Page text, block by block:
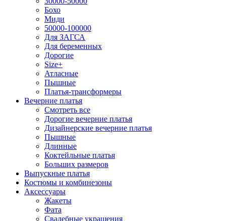
Бохо
Миди
50000-100000
Для ЗАГСА
Для беременных
Дорогие
Size+
Атласные
Пышные
Платья-трансформеры
Вечерние платья
Смотреть все
Дорогие вечерние платья
Дизайнерские вечерние платья
Пышные
Длинные
Коктейльные платья
Больших размеров
Выпускные платья
Костюмы и комбинезоны
Аксессуары
Жакеты
Фата
Свадебные украшения